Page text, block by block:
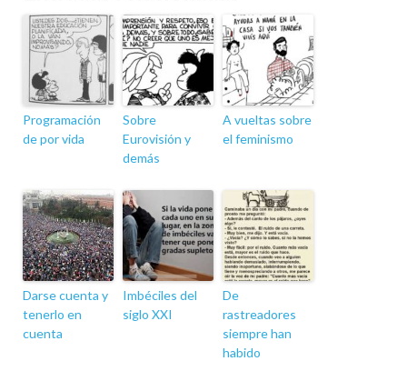
Programación
de por vida
Sobre
Eurovisión y
demás
A vueltas sobre
el feminismo
Darse cuenta y
tenerlo en
cuenta
Imbéciles del
siglo XXI
De
rastreadores
siempre han
habido